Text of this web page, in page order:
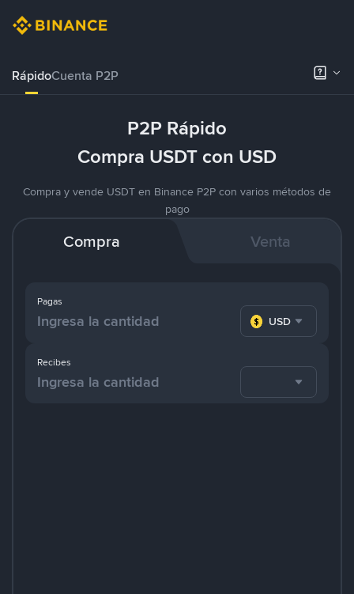
RápidoCuenta P2P
P2P Rápido
Compra USDT con USD
Compra y vende USDT en Binance P2P con varios métodos de
pago
Compra Venta
Pagas
USD
Recibes